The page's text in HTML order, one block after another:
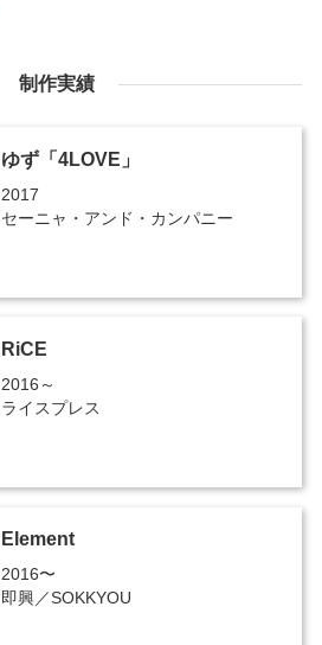
制作実績
ゆず「4LOVE」
2017
セーニャ・アンド・カンパニー
RiCE
2016～
ライスプレス
Element
2016〜
即興／SOKKYOU